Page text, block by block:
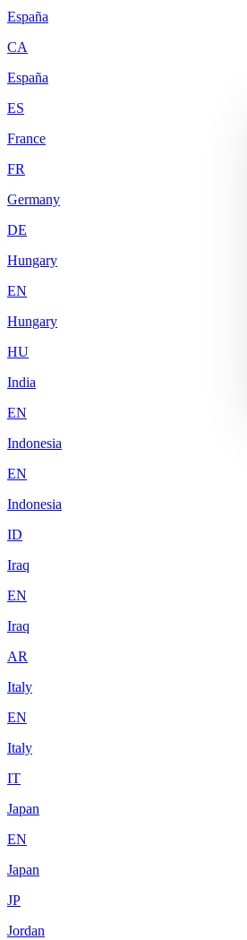
España
CA
España
ES
France
FR
Germany
DE
Hungary
EN
Hungary
HU
India
EN
Indonesia
EN
Indonesia
ID
Iraq
EN
Iraq
AR
Italy
EN
Italy
IT
Japan
EN
Japan
JP
Jordan